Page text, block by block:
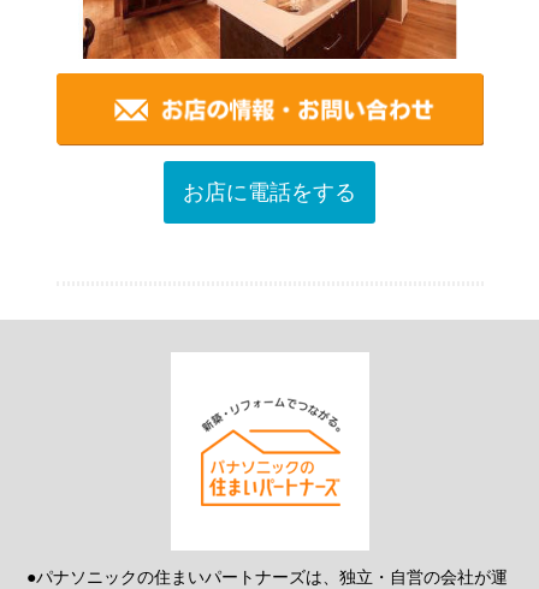
お店に電話をする
●パナソニックの住まいパートナーズは、独立・自営の会社が運